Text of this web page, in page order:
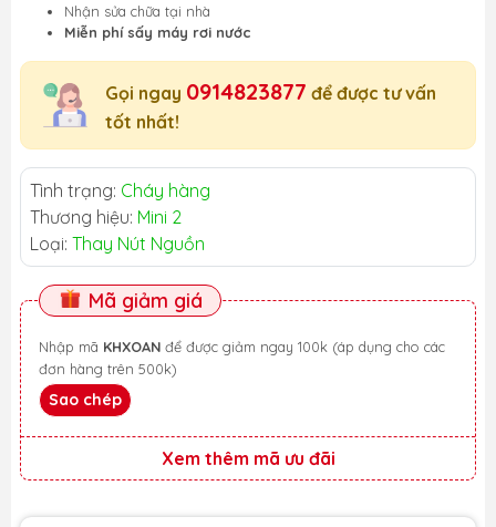
Nhận sửa chữa tại nhà
Miễn phí sấy máy rơi nước
Gọi ngay 0914823877 để được tư vấn
tốt nhất!
Tình trạng: Cháy hàng
Thương hiệu: Mini 2
Loại: Thay Nút Nguồn
Mã giảm giá
Nhập mã KHXOAN
đơn hàng trên 500k)
Sao chép
Xem thêm mã ưu đãi